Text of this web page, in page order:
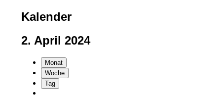
Kalender
2. April 2024
Monat
Woche
Tag